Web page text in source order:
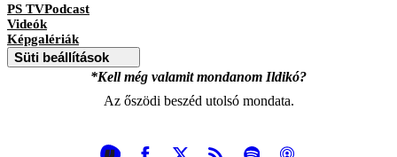
PS TVPodcast
Videók
Képgalériák
Süti beállítások
*Kell még valamit mondanom Ildikó?
Az őszödi beszéd utolsó mondata.